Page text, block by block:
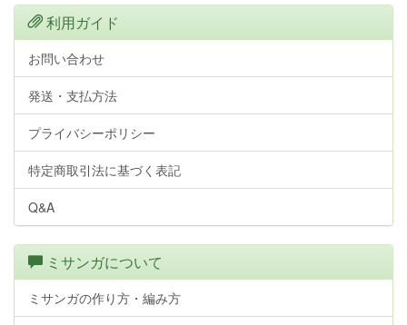
利用ガイド
お問い合わせ
発送・支払方法
プライバシーポリシー
特定商取引法に基づく表記
Q&A
ミサンガについて
ミサンガの作り方・編み方